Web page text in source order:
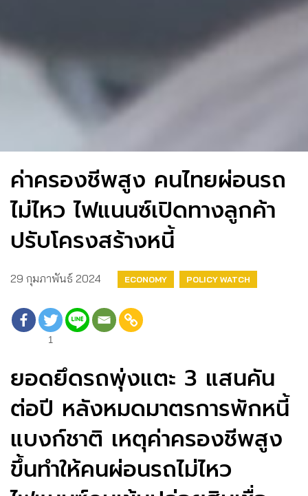
ค่าครองชีพสูง คนไทยผ่อนรถ
ไม่ไหว ไฟแนนซ์เปิดทางลูกค้า
ปรับโครงสร้างหนี้
29 กุมภาพันธ์ 2024 ECONOMY POLICY WATCH
1
ยอดยึดรถพุ่งแตะ 3 แสนคัน
ต่อปี หลังหมดมาตรการพักหนี้
แบงก์ชาติ เหตุค่าครองชีพสูง
ขึ้นทำให้คนผ่อนรถไม่ไหว